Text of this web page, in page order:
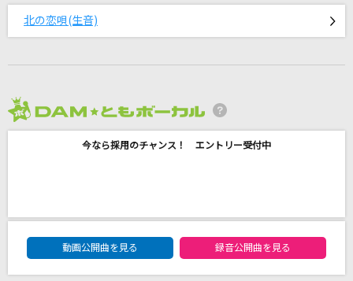
怪物
YOASOBI
愛 スクリ～ム！
[生音]楓
愛のうた
北の恋唄(生音)
今なら採用のチャンス！ エントリー受付中
DAM★ともボーカルエントリーランキング
動画公開曲を見る
録音公開曲を見る